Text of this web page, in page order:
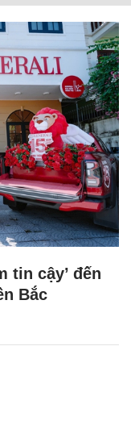
tin cậy’ đến
Bắc